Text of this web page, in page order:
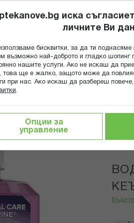
ГРИЖА ЗА МАЙКАТА И ДЕТЕТО
иска
личните Ви
бисквитки, за да ти
възможно най-доброто и гладко шопинг
нашите услуги. Ако не искаш да
това ще е жалко, защото може да
при нас. Ако искаш да разбереш
.
Опции за
управление